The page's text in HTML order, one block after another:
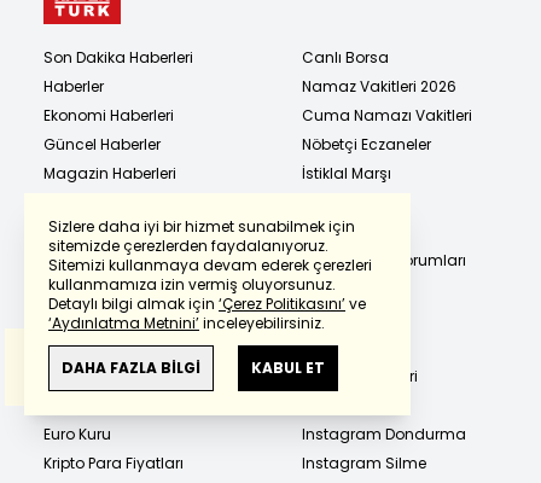
Sizlere daha iyi bir hizmet sunabilmek için
sitemizde çerezlerden faydalanıyoruz.
Sitemizi kullanmaya devam ederek çerezleri
kullanmamıza izin vermiş oluyorsunuz.
Detaylı bilgi almak için ‘Çerez Politikasını’ve
‘Aydınlatma Metnini’inceleyebilirsiniz.
DAHA FAZLA BİLGİ KABUL ET
Son Dakika Haberleri
Haberler
Ekonomi Haberleri
Güncel Haberler
Magazin Haberleri
Dünya Haberleri
Sağlık Haberleri
Kadın Haberleri
Teknoloji Haberleri
Memur ve Emekli Haberleri
Altın Fiyatları
Euro Kuru
Kripto Para Fiyatları
Canlı Borsa
Namaz Vakitleri 2026
Cuma Namazı Vakitleri
Nöbetçi Eczaneler
İstiklal Marşı
E Devlet Giriş
Günlük Burç Yorumları
Son Depremler
Hava Durumu
Yol Durumu
Sinema Rehberi
Instagram Dondurma
Instagram Silme
Powered by Translate
Bu çevirideGoogle Transletekullanılmıştır.
Anlam ve çeviri hatalarından
haberturk.com
sorumlu değildir.